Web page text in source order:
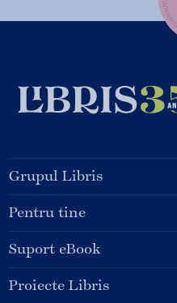
Grupul Libris
Pentru tine
Suport eBook
Proiecte Libris